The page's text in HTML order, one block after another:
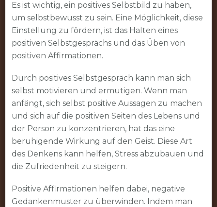
Es ist wichtig, ein positives Selbstbild zu haben,
um selbstbewusst zu sein. Eine Möglichkeit, diese
Einstellung zu fördern, ist das Halten eines
positiven Selbstgesprächs und das Üben von
positiven Affirmationen.
Durch positives Selbstgespräch kann man sich
selbst motivieren und ermutigen. Wenn man
anfängt, sich selbst positive Aussagen zu machen
und sich auf die positiven Seiten des Lebens und
der Person zu konzentrieren, hat das eine
beruhigende Wirkung auf den Geist. Diese Art
des Denkens kann helfen, Stress abzubauen und
die Zufriedenheit zu steigern.
Positive Affirmationen helfen dabei, negative
Gedankenmuster zu überwinden. Indem man